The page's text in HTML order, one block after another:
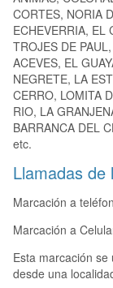
CORTES, NORIA
ECHEVERRIA, EL
TROJES DE
ACEVES, EL
NEGRETE, LA
CERRO, LOMITA
RIO, LA
BARRANCA DEL
etc.
Llamadas de
Marcación a
Marcación a
Esta marcación se
desde una